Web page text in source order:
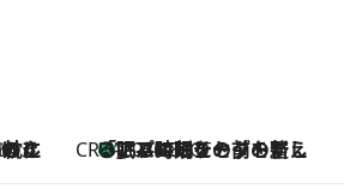
CREA'S CHOICE
2026.8.10
「眠る時刻をセットする」——眠りの前を整える、バルミューダの新しいアプローチ